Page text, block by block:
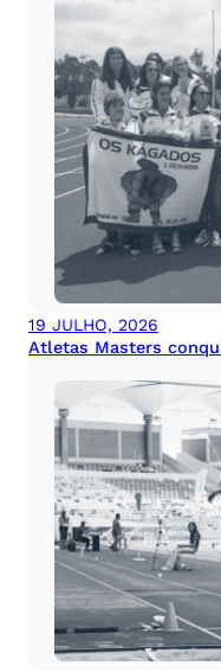
19 JULHO, 2026
Atletas Masters